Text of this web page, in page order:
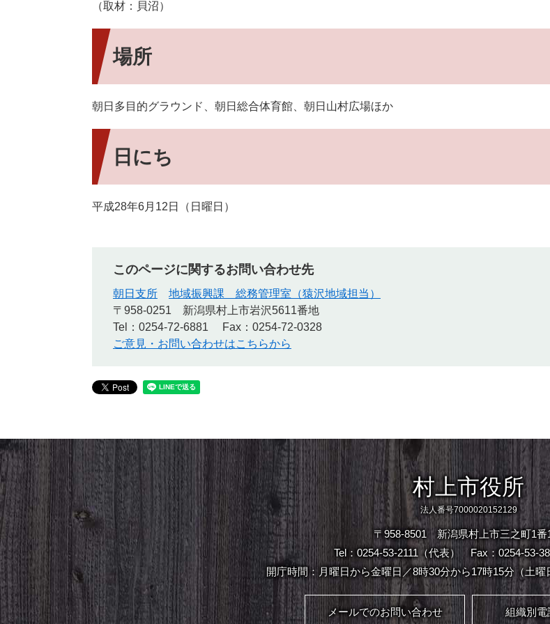
（取材：貝沼）
場所
朝日多目的グラウンド、朝日総合体育館、朝日山村広場ほか
日にち
平成28年6月12日（日曜日）
このページに関するお問い合わせ先
朝日支所
地域振興課 総務管理室（猿沢地域担当）
〒958-0251
新潟県村上市岩沢5611番地
Tel：0254-72-6881
Fax：0254-72-0328
ご意見・お問い合わせはこちらから
村上市役所
法人番号7000020152129
〒958-8501 新潟県村上市三之町1番
Tel：0254-53-2111（代表）
Fax：0254-53-
開庁時間：月曜日から金曜日／8時30分から17時15分（土曜
メールでのお問い合わせ 組織別電